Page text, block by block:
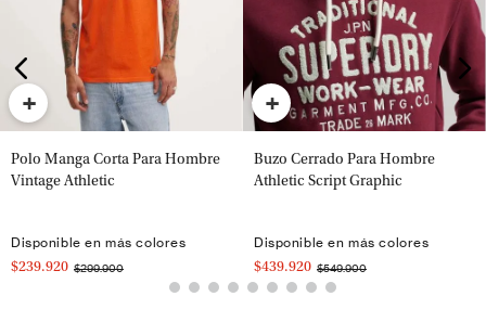
+
Polo Manga Corta Para Hombre
Vintage Athletic
Disponible en más colores
$239.920 $299.900
+
Buzo Cerrado Para Hombre
Athletic Script Graphic
Disponible en más colores
$439.920 $549.900